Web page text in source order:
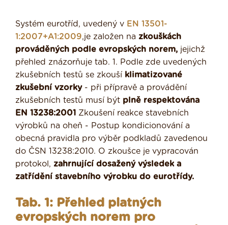
Systém eurotříd, uvedený v EN 13501-
1:2007+A1:2009,je založen na zkouškách
prováděných podle evropských norem, jejichž
přehled znázorňuje tab. 1. Podle zde uvedených
zkušebních testů se zkouší klimatizované
zkušební vzorky- při přípravě a provádění
zkušebních testů musí být plně respektována
EN 13238:2001 Zkoušení reakce stavebních
výrobků na oheň - Postup kondicionování a
obecná pravidla pro výběr podkladů zavedenou
do ČSN 13238:2010. O zkoušce je vypracován
protokol, zahrnující dosažený výsledek a
zatřídění stavebního výrobku do eurotřídy.
Tab. 1: Přehled platných
evropských norem pro